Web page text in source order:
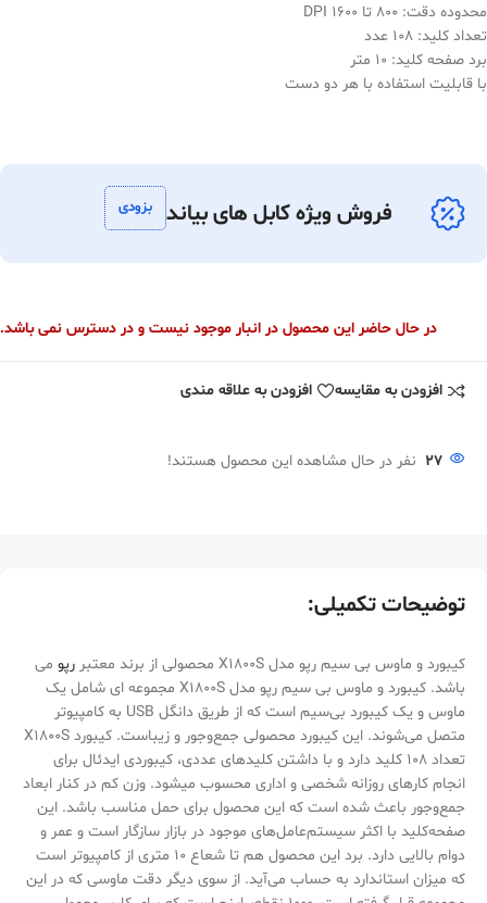
محدوده دقت: 800 تا 1600 DPI
تعداد کلید: 108 عدد
برد صفحه کلید: 10 متر
با قابلیت استفاده با هر دو دست
فروش ویژه کابل های بیاند بزودی
در حال حاضر این محصول در انبار موجود نیست و در دسترس نمی باشد.
افزودن به مقایسه افزودن به علاقه مندی
27 نفر در حال مشاهده این محصول هستند!
توضیحات تکمیلی:
کیبورد و ماوس بی سیم رپو مدل X1800S محصولی از برند معتبر رپو می
باشد. کیبورد و ماوس بی سیم رپو مدل X1800S مجموعه ای شامل یک
ماوس و یک کیبورد بی‌سیم است که از طریق دانگل USB به کامپیوتر
متصل می‌شوند. این کیبورد محصولی جمع‌وجور و زیباست. کیبورد X1800S
تعداد 108 کلید دارد و با داشتن کلیدهای عددی، کیبوردی ایدئال برای
انجام کارهای روزانه شخصی و اداری محسوب می‎شود. وزن کم در کنار ابعاد
جمع‌وجور باعث شده است که این محصول برای حمل مناسب باشد. این
صفحه‌کلید با اکثر سیستم‌عامل‌های موجود در بازار سازگار است و عمر و
دوام بالایی دارد. برد این محصول هم تا شعاع 10 متری از کامپیوتر است
که میزان استاندارد به حساب می‌آید. از سوی دیگر دقت ماوسی که در این